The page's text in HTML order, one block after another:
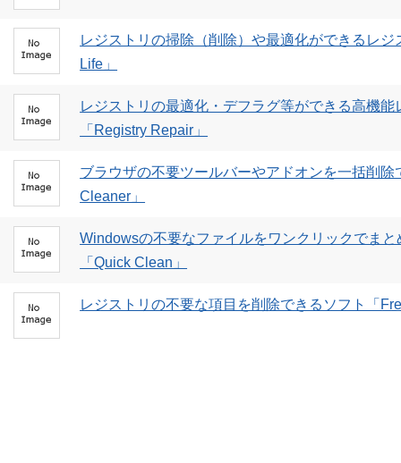
レジストリの掃除（削除）や最適化ができるレ
Life」
レジストリの最適化・デフラグ等ができる高機
「Registry Repair」
ブラウザの不要ツールバーやアドオンを一括削除
Cleaner」
Windowsの不要なファイルをワンクリックでま
「Quick Clean」
レジストリの不要な項目を削除できるソフト「